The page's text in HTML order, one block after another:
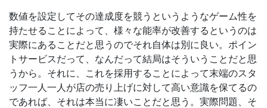
数値を設定してその達成度を競うというようなゲーム性を
持たせることによって、様々な能率が改善するというのは
実際にあることだと思うのでそれ自体は別に良い。ポイン
トサービスだって、なんだって結局はそういうことだと思
うから。それに、これを採用することによって末端のスタ
ッフ一人一人が店の売り上げに対して高い意識を保てるの
であれば、それは本当に凄いことだと思う。実際問題、そ